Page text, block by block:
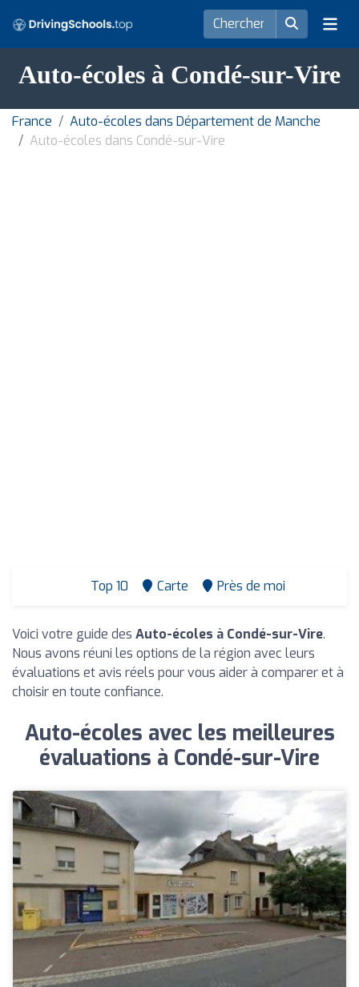
Auto-écoles à Condé-sur-Vire
France
Auto-écoles dans Département de Manche
Auto-écoles dans Condé-sur-Vire
Top 10 Carte Près de moi
Voici votre guide des Auto-écoles à Condé-sur-Vire.
Nous avons réuni les options de la région avec leurs
évaluations et avis réels pour vous aider à comparer et à
choisir en toute confiance.
Auto-écoles avec les meilleures
évaluations à Condé-sur-Vire